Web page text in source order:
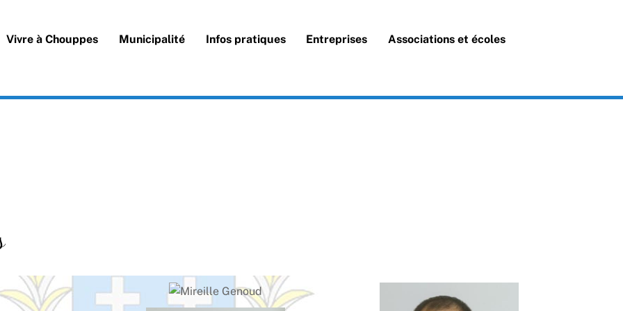
Vivre à Chouppes Municipalité Infos pratiques Entreprises Associations et écoles